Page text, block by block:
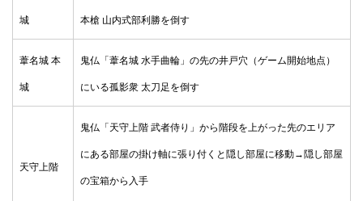
城 本槍 山内式部利勝を倒す
葦名城 本
城
鬼仏「葦名城 水手曲輪」の先の井戸穴（ゲーム開始地点）
にいる孤影衆 太刀足を倒す
天守上階
鬼仏「天守上階 武者侍り」から階段を上がった先のエリア
にある部屋の掛け軸に張り付くと隠し部屋に移動→ 隠し部屋
の宝箱から入手